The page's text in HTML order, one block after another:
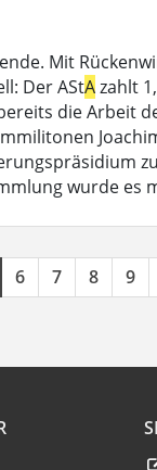
Mit
Der AStAzahlt
die Arbeit
wurde es
6 7 8 9